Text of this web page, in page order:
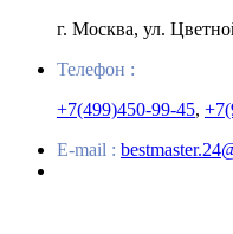
г. Москва, ул.
Телефон :
+7(499)450-99-45,
E-mail :